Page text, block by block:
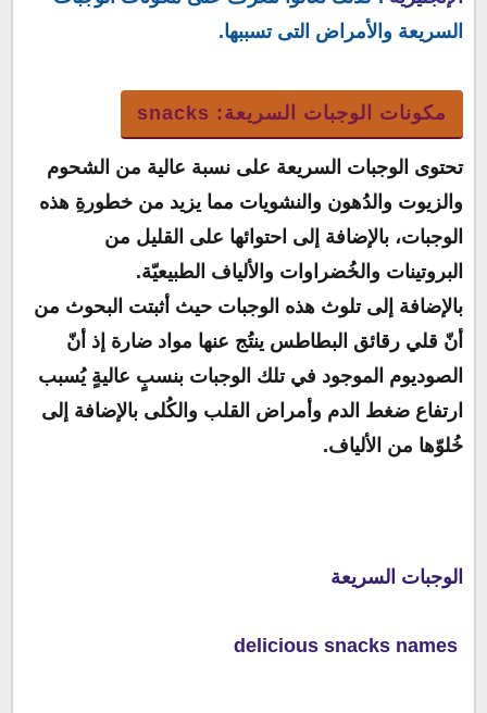
السريعة والأمراض التى تسببها.
مكونات الوجبات السريعة: snacks
تحتوى الوجبات السريعة على نسبة عالية من الشحوم
والزيوت والدُهون والنشويات مما يزيد من خطورةِ هذه
الوجبات، بالإضافة إلى احتوائها على القليل من
البروتينات والخُضراوات والألياف الطبيعيّة.
بالإضافة إلى تلوث هذه الوجبات حيث أثبتت البحوث من
أنّ قلي رقائق البطاطس ينتُج عنها مواد ضارة إذ أنّ
الصوديوم الموجود في تلك الوجبات بنسبٍ عاليةٍ يُسبب
ارتفاع ضغط الدم وأمراض القلب والكُلى بالإضافة إلى
خُلوّها من الألياف.
الوجبات السريعة